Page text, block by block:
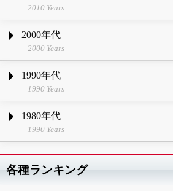
2010 Years
2000年代
2000 Years
1990年代
1990 Years
1980年代
1990 Years
各種ランキング